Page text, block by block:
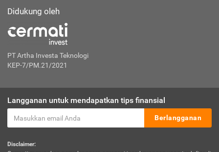
Didukung oleh
PT Artha Investa Teknologi
KEP-7/PM.21/2021
Langganan untuk mendapatkan tips finansial
Berlangganan
Disclaimer: